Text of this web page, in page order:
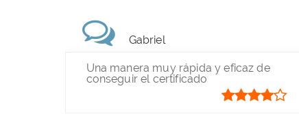
Gabriel
Una manera muy rápida y eficaz de
conseguir el certificado